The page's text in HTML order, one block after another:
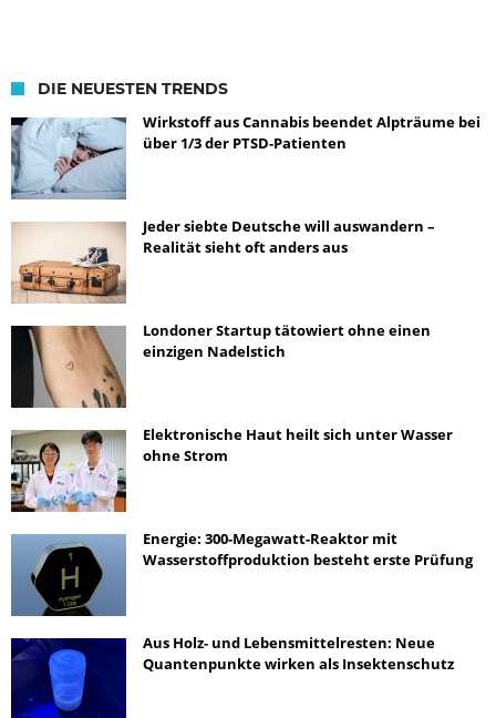
DIE NEUESTEN TRENDS
Wirkstoff aus Cannabis beendet Alpträume bei
über 1/3 der PTSD-Patienten
Jeder siebte Deutsche will auswandern –
Realität sieht oft anders aus
Londoner Startup tätowiert ohne einen
einzigen Nadelstich
Elektronische Haut heilt sich unter Wasser
ohne Strom
Energie: 300-Megawatt-Reaktor mit
Wasserstoffproduktion besteht erste Prüfung
Aus Holz- und Lebensmittelresten: Neue
Quantenpunkte wirken als Insektenschutz